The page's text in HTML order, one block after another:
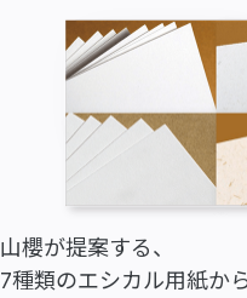
山櫻が提案する、
7種類のエシカル用紙か